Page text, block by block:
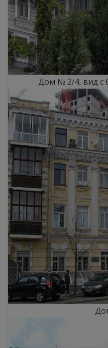
Дом № 2/4, вид с